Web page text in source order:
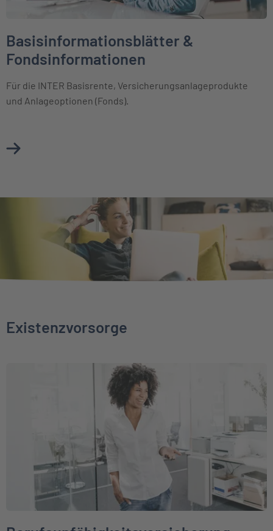
Basisinformationsblätter &
Fondsinformationen
Für die INTER Basisrente, Versicherungsanlageprodukte
und Anlageoptionen (Fonds).
Mehr über Basisinformationsblätter &
Existenzvorsorge
Weiter zu Berufsunfähigkeitsversicherung